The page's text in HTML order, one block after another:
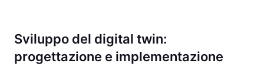
Sviluppo del digital twin:
progettazione e implementazione